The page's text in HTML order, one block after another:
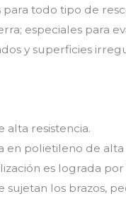
para todo tipo de
especiales para
y superficies
alta resistencia.
en polietileno de alta
es lograda
sujetan los brazos,